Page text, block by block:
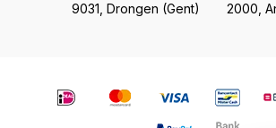
9031, Drongen (Gent)
2000,